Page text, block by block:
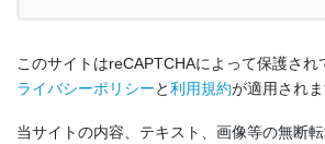
このサイトはreCAPTCHAによって保護さ
ライバシーポリシーと利用規約が適用されま
当サイトの内容、テキスト、画像等の無断